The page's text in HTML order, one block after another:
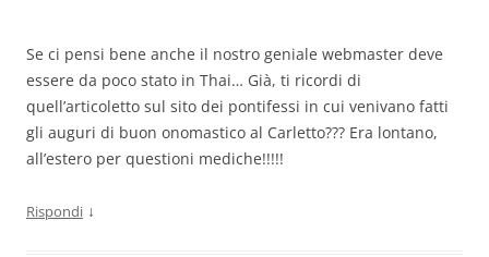
Se ci pensi bene anche il nostro geniale webmaster deve
essere da poco stato in Thai… Già, ti ricordi di
quell’articoletto sul sito dei pontifessi in cui venivano fatti
gli auguri di buon onomastico al Carletto??? Era lontano,
all’estero per questioni mediche!!!!!
Rispondi ↓